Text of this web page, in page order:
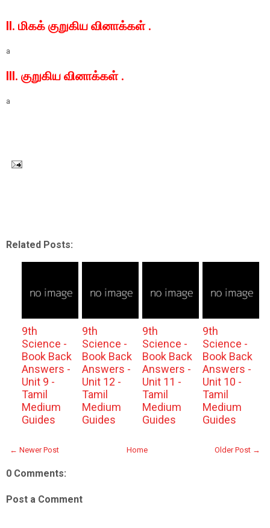
II. மிகக் குறுகிய வினாக்கள் .
a
III. குறுகிய வினாக்கள் .
a
Related Posts:
9th
Science -
Book Back
Answers -
Unit 9 -
Tamil
Medium
Guides
9th
Science -
Book Back
Answers -
Unit 12 -
Tamil
Medium
Guides
9th
Science -
Book Back
Answers -
Unit 11 -
Tamil
Medium
Guides
9th
Science -
Book Back
Answers -
Unit 10 -
Tamil
Medium
Guides
← Newer Post Older Post →
Home
0 Comments:
Post a Comment